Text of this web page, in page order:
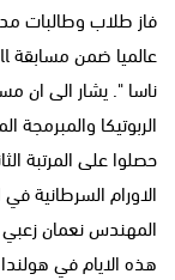
فاز طلاب وطالبات
الربوتيكا
حصلوا على المرتبة
الاورام السرطانية
المهندس نعمان
هذه الايام في